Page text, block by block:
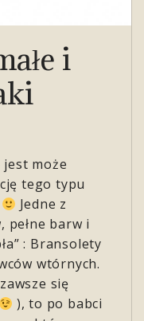
i
może
tego typu
Jedne z
pełne barw i
: Bransolety
wtórnych.
się
), to po babci